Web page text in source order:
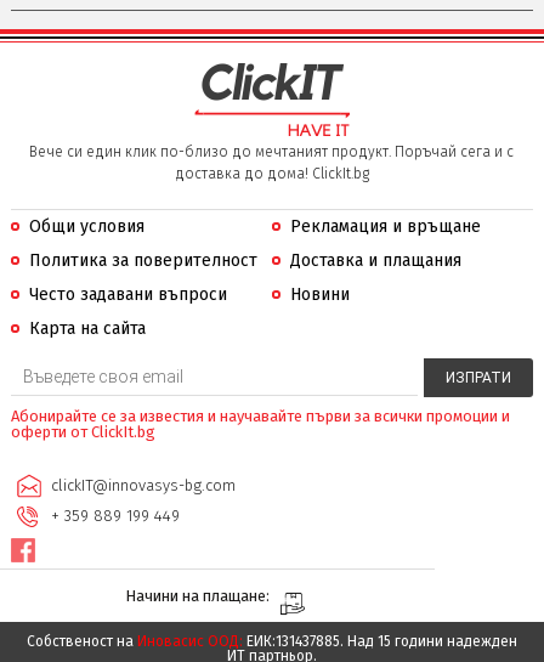
Вече си един клик по-близо до мечтаният продукт. Поръчай сега и с
доставка до дома! ClickIt.bg
Общи условия
Рекламация и връщане
Политика за поверителност
Доставка и плащания
Често задавани въпроси
Новини
Карта на сайта
Абонирайте се за известия и научавайте първи за всички промоции и
оферти от ClickIt.bg
clickIT@innovasys-bg.com
+ 359 889 199 449
Начини на плащане:
Собственост на Иновасис ООД: ЕИК:131437885. Над 15 години надежден
ИТ партньор.